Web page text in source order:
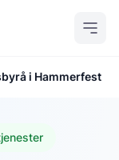
i Hammerfest